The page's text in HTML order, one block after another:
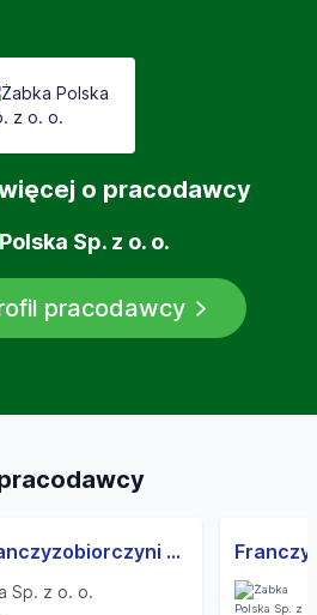
i wniesienia skargi do organu
Więcej informacji o przetwarzaniu
się wPolityka Prywatności
o pracodawcy
Sp. z o. o.
pracodawcy
Franczyzobiorca/Franczyzobiorczyni sklepu Żabka
Sp. z o. o.